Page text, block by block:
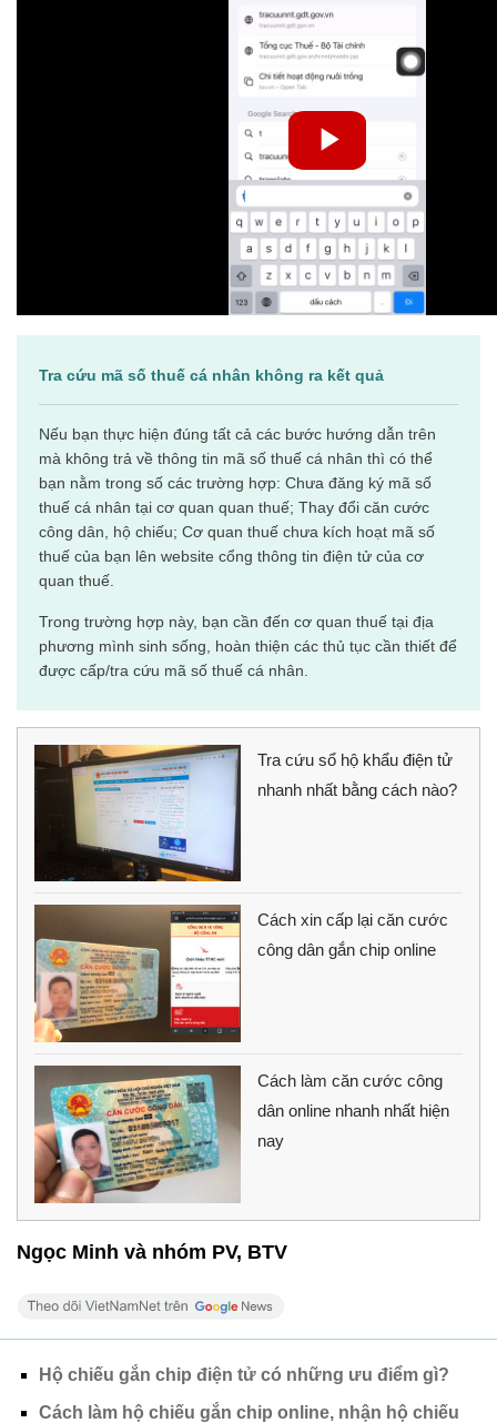
Tra cứu mã số thuế cá nhân không ra kết quả
Nếu bạn thực hiện đúng tất cả các bước hướng dẫn trên
mà không trả về thông tin mã số thuế cá nhân thì có thể
bạn nằm trong số các trường hợp: Chưa đăng ký mã số
thuế cá nhân tại cơ quan quan thuế; Thay đổi căn cước
công dân, hộ chiếu; Cơ quan thuế chưa kích hoạt mã số
thuế của bạn lên website cổng thông tin điện tử của cơ
quan thuế.
Trong trường hợp này, bạn cần đến cơ quan thuế tại địa
phương mình sinh sống, hoàn thiện các thủ tục cần thiết để
được cấp/tra cứu mã số thuế cá nhân.
Tra cứu sổ hộ khẩu điện tử
nhanh nhất bằng cách nào?
Cách xin cấp lại căn cước
công dân gắn chip online
Cách làm căn cước công
dân online nhanh nhất hiện
nay
Ngọc Minh và nhóm PV, BTV
Hộ chiếu gắn chip điện tử có những ưu điểm gì?
Cách làm hộ chiếu gắn chip online, nhận hộ chiếu